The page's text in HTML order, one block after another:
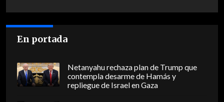
En portada
Netanyahu rechaza plan de Trump que
contempla desarme de Hamás y
repliegue de Israel en Gaza